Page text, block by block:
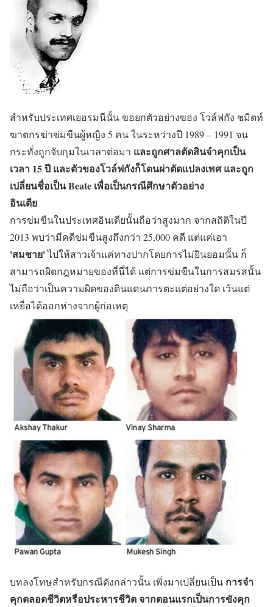
สำหรับประเทศเยอรมนีนั้น ขอยกตัวอย่างของ โวล์ฟกัง ชมิตท์
ฆาตกรฆ่าข่มขืนผู้หญิง 5 คน ในระหว่างปี 1989 – 1991 จน
กระทั่งถูกจับกุมในเวลาต่อมา และถูกศาลตัดสินจำคุกเป็น
เวลา 15 ปี และตัวของโวล์ฟกังก็โดนผ่าตัดแปลงเพศ และถูก
เปลี่ยนชื่อเป็น Beate เพื่อเป็นกรณีศึกษาตัวอย่าง
อินเดีย
การข่มขืนในประเทศอินเดียนั้นถือว่าสูงมาก จากสถิติในปี
2013 พบว่ามีคดีข่มขืนสูงถึงกว่า 25,000 คดี แต่แค่เอา
'สมชาย'ไปให้สาวเจ้าแค่ทางปากโดยการไม่ยินยอมนั้น ก็
สามารถผิดกฎหมายของที่นี่ได้ แต่การข่มขืนในการสมรสนั้น
ไม่ถือว่าเป็นความผิดของดินแดนภารตะแต่อย่างใด เว้นแต่
เหยื่อได้ออกห่างจากผู้ก่อเหตุ
บทลงโทษสำหรับกรณีดังกล่าวนั้น เพิ่งมาเปลี่ยนเป็น การจำ
คุกตลอดชีวิตหรือประหารชีวิต จากตอนแรกเป็นการขังคุก